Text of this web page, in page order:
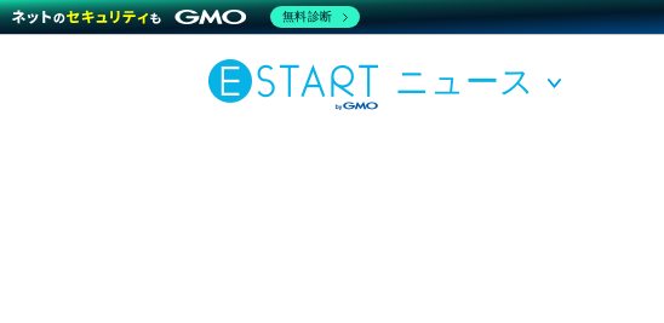
ニュース
無料診断